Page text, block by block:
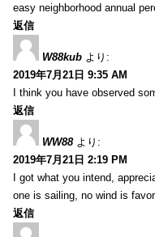
easy neighborhood annual
返信
W88kub より:
2019年7月21日 9:35 AM
I think you have observed
返信
WW88 より:
2019年7月21日 2:19 PM
I got what you intend,
one is sailing, no wind is
返信